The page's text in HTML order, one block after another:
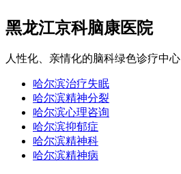
黑龙江京科脑康医院
人性化、亲情化的脑科绿色诊疗中心
哈尔滨治疗失眠
哈尔滨精神分裂
哈尔滨心理咨询
哈尔滨抑郁症
哈尔滨精神科
哈尔滨精神病